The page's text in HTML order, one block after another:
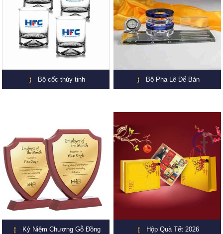
Bộ cốc thủy tinh Bộ Pha Lê Để Bàn
Kỷ Niệm Chương Gỗ Đồng Hộp Quà Tết 2026